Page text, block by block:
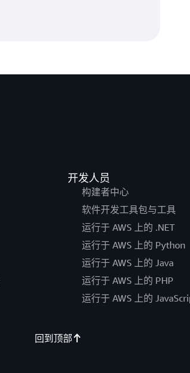
开发人员
构建者中心
软件开发工具包与工具
运行于 AWS 上的 .NET
运行于 AWS 上的 Python
运行于 AWS 上的 Java
运行于 AWS 上的 PHP
运行于 AWS 上的
回到顶部